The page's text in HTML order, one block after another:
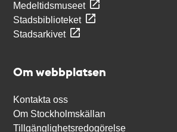
Medeltidsmuseet
Stadsbiblioteket
Stadsarkivet
Om webbplatsen
Kontakta oss
Om Stockholmskällan
Tillgänglighetsredogörelse